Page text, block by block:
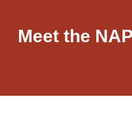
Meet the